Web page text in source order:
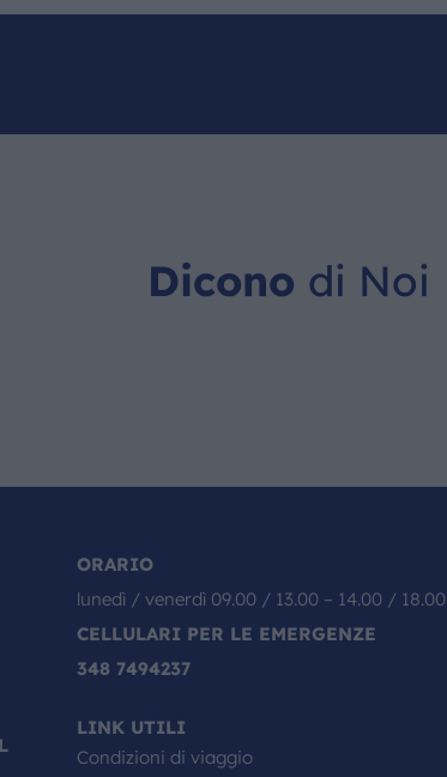
Dicono di Noi
ORARIO
lunedì / venerdì 09.00 / 13.00 – 14.00 / 18.00
CELLULARI PER LE EMERGENZE
348 7494237
LINK UTILI
Condizioni di viaggio